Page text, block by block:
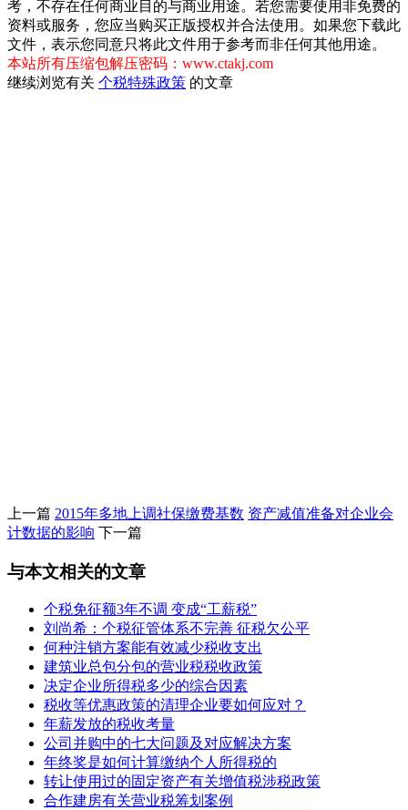
考，不存在任何商业目的与商业用途。若您需要使用非免费的
资料或服务，您应当购买正版授权并合法使用。如果您下载此
文件，表示您同意只将此文件用于参考而非任何其他用途。
本站所有压缩包解压密码：www.ctakj.com
继续浏览有关 个税特殊政策 的文章
上一篇 2015年多地上调社保缴费基数 资产减值准备对企业会
计数据的影响 下一篇
与本文相关的文章
个税免征额3年不调 变成“工薪税”
刘尚希：个税征管体系不完善 征税欠公平
何种注销方案能有效减少税收支出
建筑业总包分包的营业税税收政策
决定企业所得税多少的综合因素
税收等优惠政策的清理企业要如何应对？
年薪发放的税收考量
公司并购中的七大问题及对应解决方案
年终奖是如何计算缴纳个人所得税的
转让使用过的固定资产有关增值税涉税政策
合作建房有关营业税筹划案例